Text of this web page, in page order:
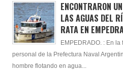
ENCONTRARON
LAS AGUAS DEL
RATA EN
EMPEDRADO. : En la
personal de la Prefectura Naval
hombre flotando en agua...